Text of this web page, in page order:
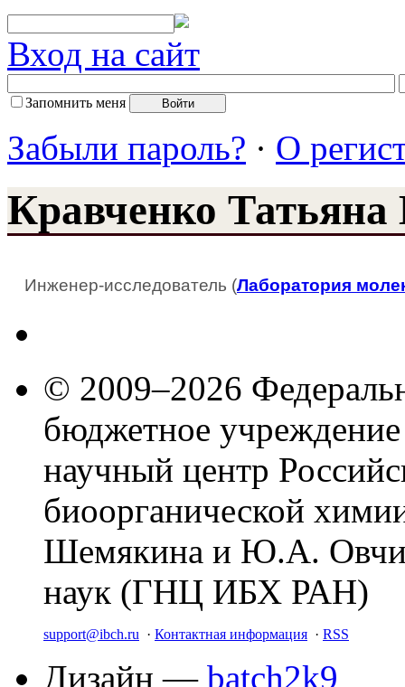
Вход на сайт
Запомнить меня
Забыли пароль? · О
Кравченко Татьяна
Инженер-исследователь (Лаборатория
© 2009–2026
бюджетное
научный центр
биоорганической
Шемякина и Ю.А.
наук (ГНЦ ИБХ РАН)
support@ibch.ru · Контактная информация · RSS
Дизайн — batch2k9